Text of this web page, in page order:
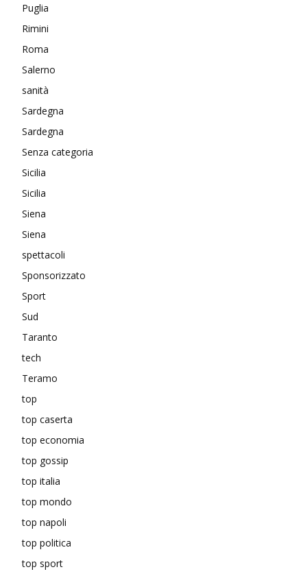
Puglia
Rimini
Roma
Salerno
sanità
Sardegna
Sardegna
Senza categoria
Sicilia
Sicilia
Siena
Siena
spettacoli
Sponsorizzato
Sport
Sud
Taranto
tech
Teramo
top
top caserta
top economia
top gossip
top italia
top mondo
top napoli
top politica
top sport